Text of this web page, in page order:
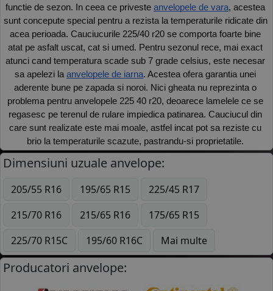
functie de sezon. In ceea ce priveste anvelopele de vara, acestea
sunt concepute special pentru a rezista la temperaturile ridicate din
acea perioada. Cauciucurile 225/40 r20 se comporta foarte bine
atat pe asfalt uscat, cat si umed. Pentru sezonul rece, mai exact
atunci cand temperatura scade sub 7 grade celsius, este necesar
sa apelezi la anvelopele de iarna. Acestea ofera garantia unei
aderente bune pe zapada si noroi. Nici gheata nu reprezinta o
problema pentru anvelopele 225 40 r20, deoarece lamelele ce se
regasesc pe terenul de rulare impiedica patinarea. Cauciucul din
care sunt realizate este mai moale, astfel incat pot sa reziste cu
brio la temperaturile scazute, pastrandu-si proprietatile.
Dimensiuni uzuale anvelope:
205/55 R16 195/65 R15
225/45 R17
215/70 R16
215/65 R16
175/65 R15
225/70 R15C
195/60 R16C Mai multe
Producatori anvelope: